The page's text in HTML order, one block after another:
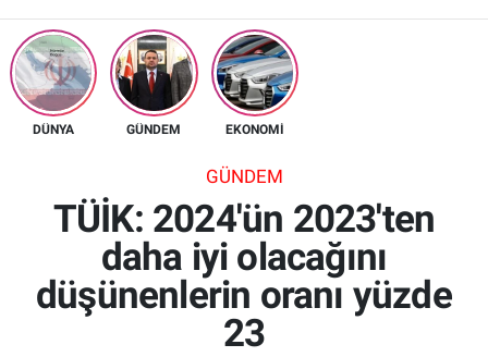
DÜNYA GÜNDEM EKONOMİ
GÜNDEM
TÜİK: 2024'ün 2023'ten
daha iyi olacağını
düşünenlerin oranı yüzde
23
TV 5 Ekranı ve Arşiv